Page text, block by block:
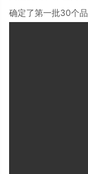
确定了第一批30个